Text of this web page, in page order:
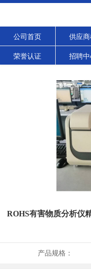
公司首页 供应
荣誉认证 招聘
ROHS有害物质分析仪
产品规格：